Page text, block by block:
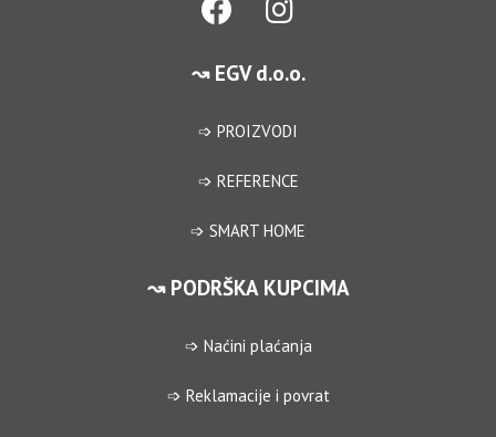
↝ EGV d.o.o.
➩ PROIZVODI
➩ REFERENCE
➩ SMART HOME
↝ PODRŠKA KUPCIMA
➩ Naćini plaćanja
➩ Reklamacije i povrat